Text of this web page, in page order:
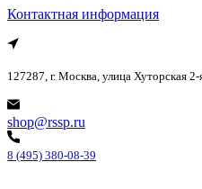
Контактная информация
127287, г. Москва, улица Хуторская
shop@rssp.ru
8 (495) 380-08-39